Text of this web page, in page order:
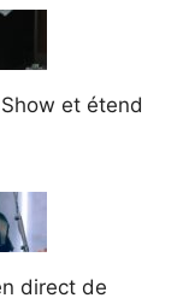
et étend
direct de